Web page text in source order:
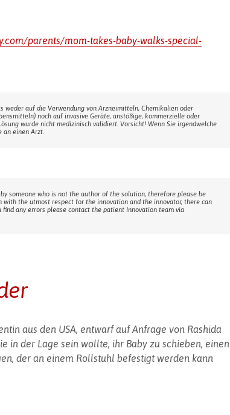
parents/mom-takes-baby-walks-special-
weder auf die Verwendung von Arzneimitteln, Chemikalien oder
noch auf invasive Geräte, anstößige, kommerzielle oder
wurde nicht medizinisch validiert. Vorsicht! Wenn Sie irgendwelche
an einen Arzt.
by someone who is not the author of the solution, therefore please be
the utmost respect for the innovation and the innovator, there can
find any errors please contact the patient Innovation team via
aus den USA, entwarf auf Anfrage von Rashida
in der Lage sein wollte, ihr Baby zu schieben, einen
der an einem Rollstuhl befestigt werden kann